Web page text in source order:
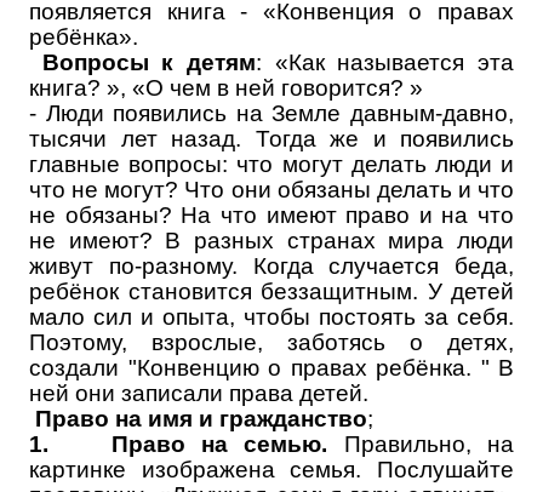
появляется книга - «Конвенция о правах
ребёнка».
Вопросы к детям: «Как называется эта
книга? », «О чем в ней говорится? »
- Люди появились на Земле давным-давно,
тысячи лет назад. Тогда же и появились
главные вопросы: что могут делать люди и
что не могут? Что они обязаны делать и что
не обязаны? На что имеют право и на что
не имеют? В разных странах мира люди
живут по-разному. Когда случается беда,
ребёнок становится беззащитным. У детей
мало сил и опыта, чтобы постоять за себя.
Поэтому, взрослые, заботясь о детях,
создали "Конвенцию о правах ребёнка. " В
ней они записали права детей.
Право на имя и гражданство;
1.
Право на семью. Правильно, на
картинке изображена семья. Послушайте